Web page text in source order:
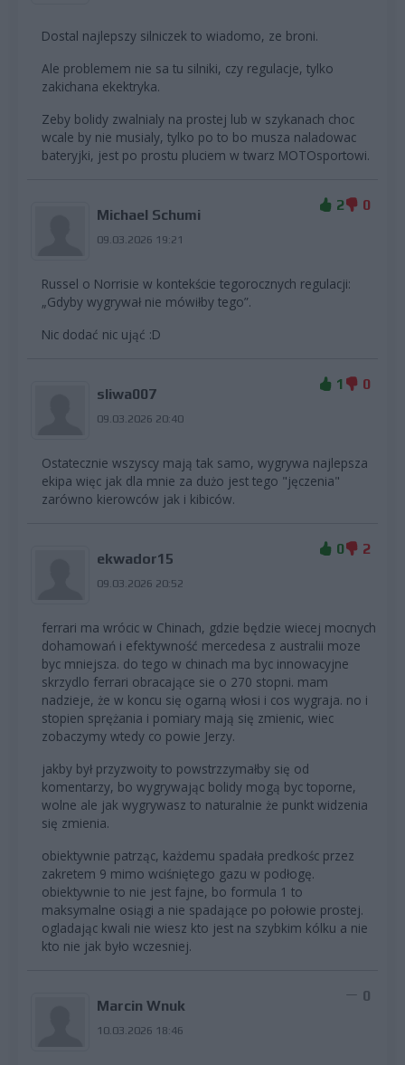
Dostal najlepszy silniczek to wiadomo, ze broni.
Ale problemem nie sa tu silniki, czy regulacje, tylko
zakichana ekektryka.
Zeby bolidy zwalnialy na prostej lub w szykanach choc
wcale by nie musialy, tylko po to bo musza naladowac
bateryjki, jest po prostu pluciem w twarz MOTOsportowi.
Michael Schumi
09.03.2026 19:21
2 0
Russel o Norrisie w kontekście tegorocznych regulacji:
„Gdyby wygrywał nie mówiłby tego”.
Nic dodać nic ująć :D
sliwa007
09.03.2026 20:40
1 0
Ostatecznie wszyscy mają tak samo, wygrywa najlepsza
ekipa więc jak dla mnie za dużo jest tego "jęczenia"
zarówno kierowców jak i kibiców.
ekwador15
09.03.2026 20:52
0 2
ferrari ma wrócic w Chinach, gdzie będzie wiecej mocnych
dohamowań i efektywność mercedesa z australii moze
byc mniejsza. do tego w chinach ma byc innowacyjne
skrzydlo ferrari obracające sie o 270 stopni. mam
nadzieje, że w koncu się ogarną włosi i cos wygraja. no i
stopien sprężania i pomiary mają się zmienic, wiec
zobaczymy wtedy co powie Jerzy.
jakby był przyzwoity to powstrzzymałby się od
komentarzy, bo wygrywając bolidy mogą byc toporne,
wolne ale jak wygrywasz to naturalnie że punkt widzenia
się zmienia.
obiektywnie patrząc, każdemu spadała predkośc przez
zakretem 9 mimo wciśniętego gazu w podłogę.
obiektywnie to nie jest fajne, bo formula 1 to
maksymalne osiągi a nie spadające po połowie prostej.
ogladając kwali nie wiesz kto jest na szybkim kólku a nie
kto nie jak było wczesniej.
Marcin Wnuk
10.03.2026 18:46
0